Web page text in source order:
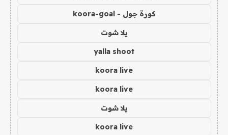
كورة جول - koora-goal
يلا شوت
yalla shoot
koora live
koora live
يلا شوت
koora live